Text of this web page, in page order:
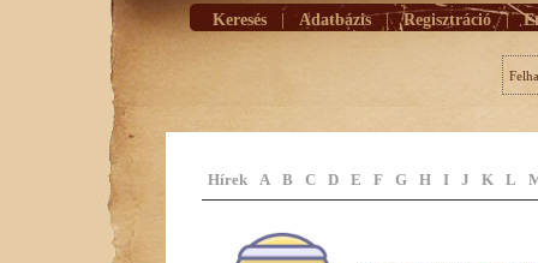
Keresés Adatbázis | Regisztráció |
Hírek A B C D E F G H I J K L